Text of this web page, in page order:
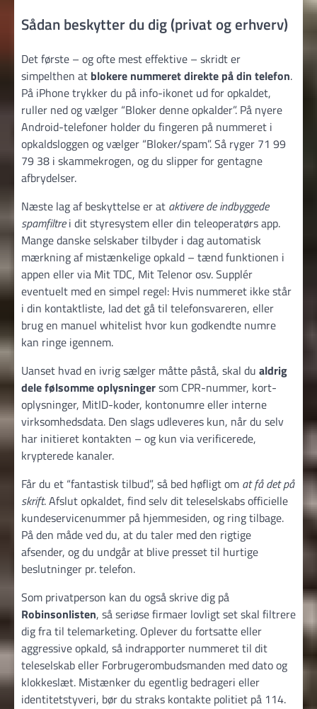
Sådan beskytter du dig (privat og erhverv)
Det første – og ofte mest effektive – skridt er
simpelthen at blokere nummeret direkte på din telefon.
På iPhone trykker du på info-ikonet ud for opkaldet,
ruller ned og vælger “Bloker denne opkalder”. På nyere
Android-telefoner holder du fingeren på nummeret i
opkalds­loggen og vælger “Bloker/spam”. Så ryger 71 99
79 38 i skammekrogen, og du slipper for gentagne
afbrydelser.
Næste lag af beskyttelse er at aktivere de indbyggede
spamfiltrei dit styresystem eller din tele­operatørs app.
Mange danske selskaber tilbyder i dag automatisk
mærkning af mistænkelige opkald – tænd funktionen i
appen eller via Mit TDC, Mit Telenor osv. Supplér
eventuelt med en simpel regel: Hvis nummeret ikke står
i din kontakt­liste, lad det gå til telefonsvareren, eller
brug en manuel whitelist hvor kun godkendte numre
kan ringe igennem.
Uanset hvad en ivrig sælger måtte påstå, skal du aldrig
dele følsomme oplysningersom CPR-nummer, kort­
oplysninger, MitID-koder, kontonumre eller interne
virksomhedsdata. Den slags udleveres kun, når du selv
har initieret kontakten – og kun via verificerede,
krypterede kanaler.
Får du et “fantastisk tilbud”, så bed høfligt om at få det på
skrift. Afslut opkaldet, find selv dit teleselskabs officielle
kundeservice­nummer på hjemmesiden, og ring tilbage.
På den måde ved du, at du taler med den rigtige
afsender, og du undgår at blive presset til hurtige
beslutninger pr. telefon.
Som privatperson kan du også skrive dig på
Robinsonlisten, så seriøse firmaer lovligt set skal filtrere
dig fra til tele­marketing. Oplever du fortsatte eller
aggressive opkald, så indrapporter nummeret til dit
teleselskab eller Forbruger­ombuds­manden med dato og
klokkeslæt. Mistænker du egentlig bedrageri eller
identitets­tyveri, bør du straks kontakte politiet på 114.